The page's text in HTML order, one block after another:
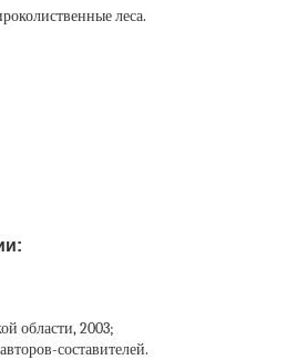
леса.
области, 2003;
составителей.